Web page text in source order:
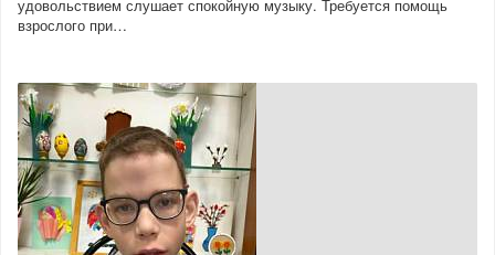
удовольствием слушает спокойную музыку. Требуется помощь
взрослого при…